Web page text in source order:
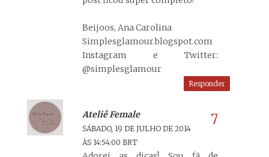
Beijoos, Ana Carolina
Simplesglamour.blogspot.com
Instagram e Twitter:
@simplesglamour
Responder
Ateliê Female
SÁBADO, 19 DE JULHO DE 2014
ÀS 14:54:00 BRT